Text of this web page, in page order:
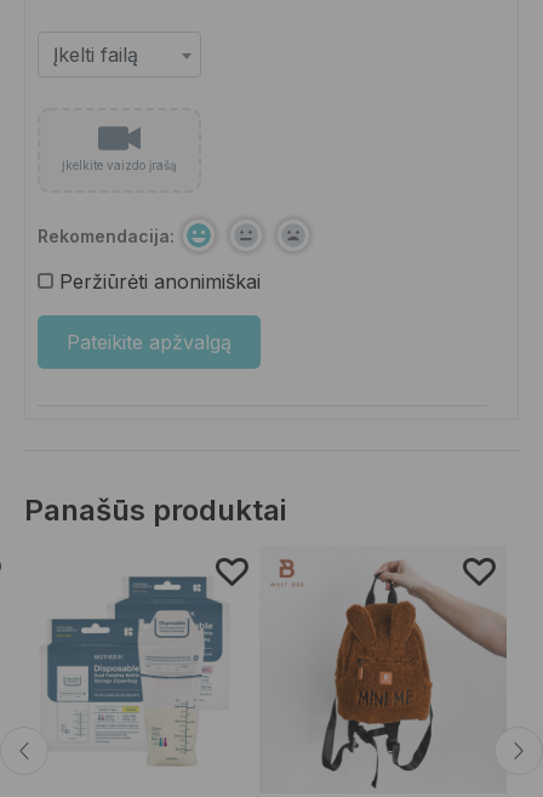
Įkelkite vaizdo įrašą
Rekomendacija:
Peržiūrėti anonimiškai
Panašūs produktai